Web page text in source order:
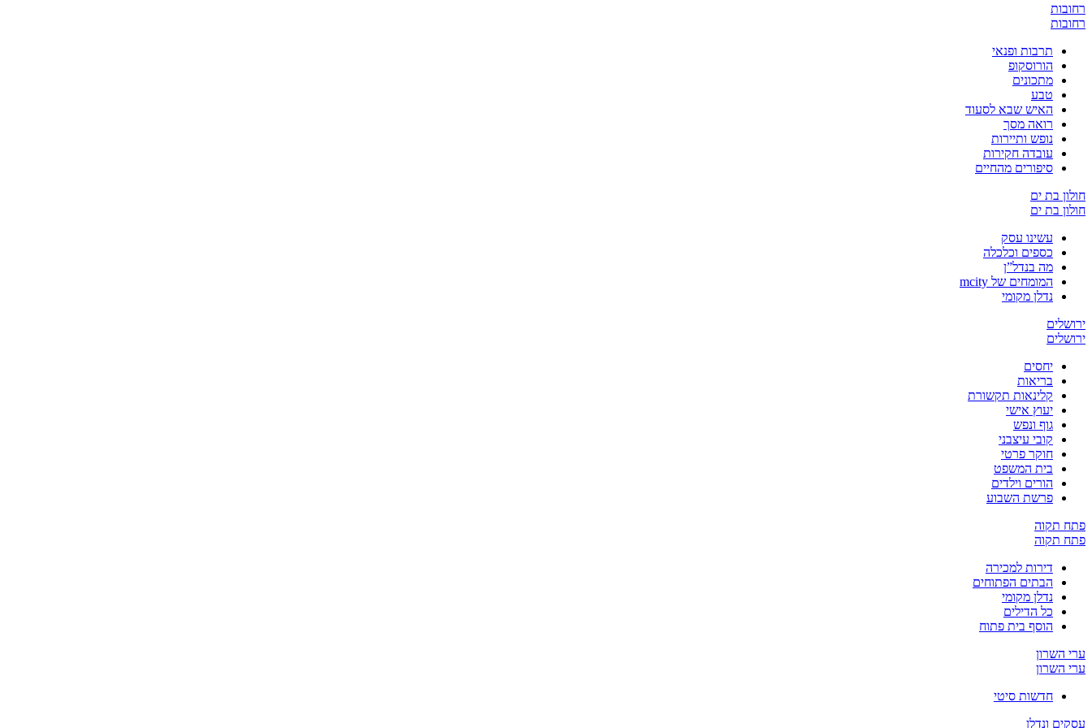
רחובות
רחובות
תרבות ופנאי
הורוסקופ
מתכונים
טבע
האיש שבא לסעוד
רואה מסך
נופש ותיירות
עובדה חקירות
סיפורים מהחיים
חולון בת ים
חולון בת ים
עשינו עסק
כספים וכלכלה
מה בנדל”ן
המומחים של mcity
נדלן מקומי
ירושלים
ירושלים
יחסים
בריאות
קלינאות תקשורת
יעוץ אישי
גוף ונפש
קובי עיצבני
חוקר פרטי
בית המשפט
הורים וילדים
פרשת השבוע
פתח תקוה
פתח תקוה
דירות למכירה
הבתים הפתוחים
נדלן מקומי
כל הדילים
הוסף בית פתוח
ערי השרון
ערי השרון
חדשות סיטי
עסקים ונדלן